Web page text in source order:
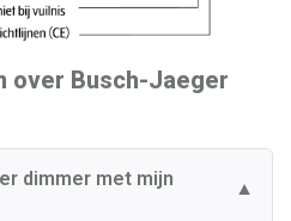
over Busch-Jaeger
dimmer met mijn
▼